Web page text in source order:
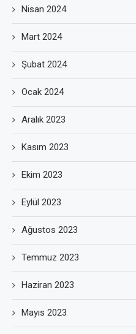
Nisan 2024
Mart 2024
Şubat 2024
Ocak 2024
Aralık 2023
Kasım 2023
Ekim 2023
Eylül 2023
Ağustos 2023
Temmuz 2023
Haziran 2023
Mayıs 2023